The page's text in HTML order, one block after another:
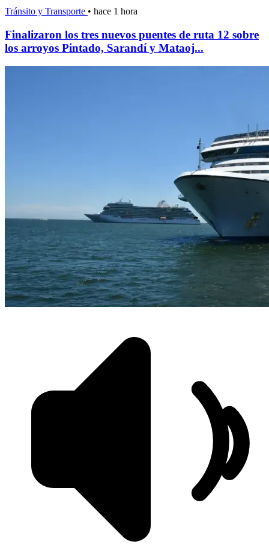
Tránsito y Transporte • hace 1 hora
Finalizaron los tres nuevos puentes de ruta 12 sobre
los arroyos Pintado, Sarandí y Mataoj...